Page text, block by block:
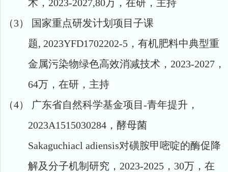
术，2023-2027,80万，在研，主持
（3）
国家重点研发计划项目子课
题, 2023YFD1702202-5 ，有机肥料中典型重
金属污染物绿色高效消减技术， 2023-2027，
64万，在研，主持
（4） 广东省自然科学基金项目 -青年提升，
2023A1515030284 ，酵母菌
Sakaguchiacl adiensis对磺胺甲嘧啶的酶促降
解及分子机制研究， 2023-2025，30万，在